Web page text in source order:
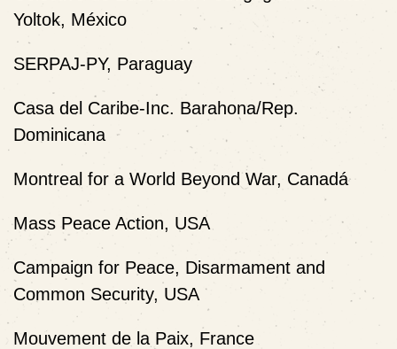
Yoltok, México
SERPAJ-PY, Paraguay
Casa del Caribe-Inc. Barahona/Rep.
Dominicana
Montreal for a World Beyond War, Canadá
Mass Peace Action, USA
Campaign for Peace, Disarmament and
Common Security, USA
Mouvement de la Paix, France